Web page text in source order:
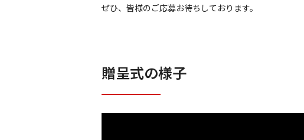
ぜひ、皆様のご応募お待ちしております。
贈呈式の様子